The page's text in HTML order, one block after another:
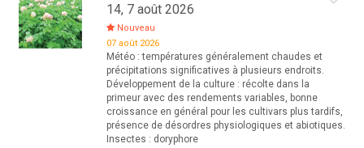
14, 7 août 2026
Nouveau
07 août 2026
Météo : températures généralement chaudes et
précipitations significatives à plusieurs endroits.
Développement de la culture : récolte dans la
primeur avec des rendements variables, bonne
croissance en général pour les cultivars plus tardifs,
présence de désordres physiologiques et abiotiques.
Insectes : doryphore